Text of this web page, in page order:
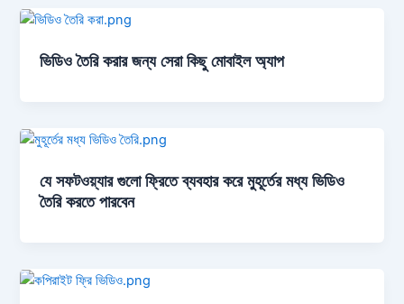
ভিডিও তৈরি করার জন্য সেরা কিছু মোবাইল অ্যাপ
যে সফটওয়্যার গুলো ফ্রিতে ব্যবহার করে মুহূর্তের মধ্য ভিডিও
তৈরি করতে পারবেন